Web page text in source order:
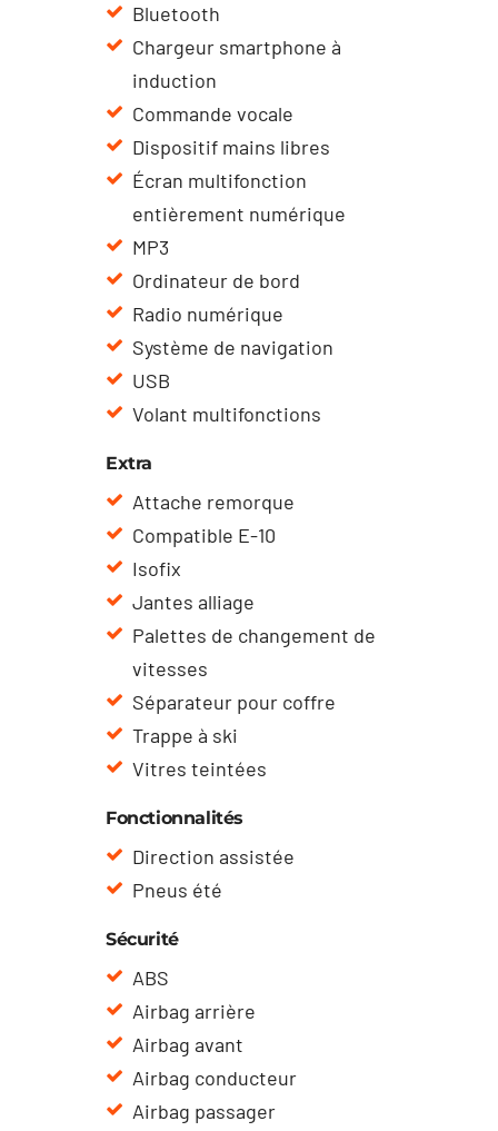
Bluetooth
Chargeur smartphone à
induction
Commande vocale
Dispositif mains libres
Écran multifonction
entièrement numérique
MP3
Ordinateur de bord
Radio numérique
Système de navigation
USB
Volant multifonctions
Extra
Attache remorque
Compatible E-10
Isofix
Jantes alliage
Palettes de changement de
vitesses
Séparateur pour coffre
Trappe à ski
Vitres teintées
Fonctionnalités
Direction assistée
Pneus été
Sécurité
ABS
Airbag arrière
Airbag avant
Airbag conducteur
Airbag passager